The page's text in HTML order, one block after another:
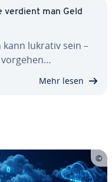
verdient man Geld
lukrativ sein –
Mehr lesen